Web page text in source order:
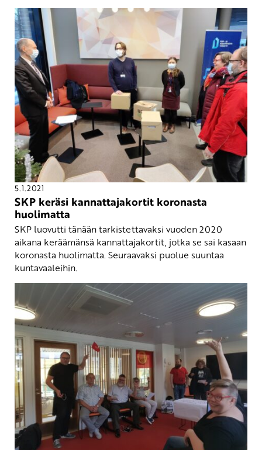
5.1.2021
SKP keräsi kannattajakortit koronasta
huolimatta
SKP luovutti tänään tarkistettavaksi vuoden 2020
aikana keräämänsä kannattajakortit, jotka se sai kasaan
koronasta huolimatta. Seuraavaksi puolue suuntaa
kuntavaaleihin.